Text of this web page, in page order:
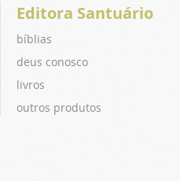
Editora Santuário
bíblias
deus conosco
livros
outros produtos